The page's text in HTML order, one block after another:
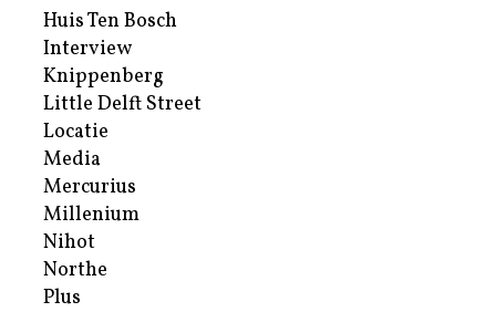
Huis Ten Bosch
Interview
Knippenberg
Little Delft Street
Locatie
Media
Mercurius
Millenium
Nihot
Northe
Plus